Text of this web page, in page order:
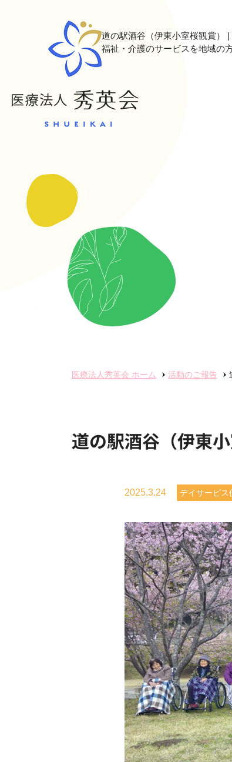
道の駅酒谷（伊東小室桜観賞）
福祉・介護のサービスを地域の
医療法人秀英会 ホーム 活動のご報告
道の駅酒谷（伊東小
2025.3.24 デイサービス